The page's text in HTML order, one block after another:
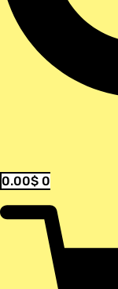
0.00$ 0